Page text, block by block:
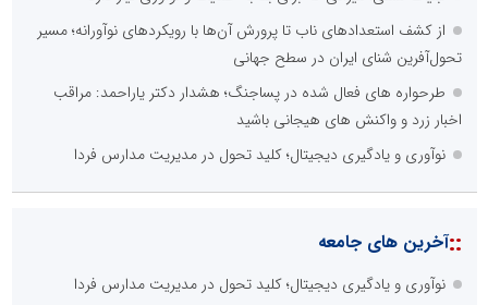
از کشف استعدادهای ناب تا پرورش آن‌ها با رویکردهای نوآورانه؛ مسیر
تحول‌آفرین شنای ایران در سطح جهانی
طرحواره های فعال شده در پساجنگ؛ هشدار دکتر یاراحمد: مراقب
اخبار زرد و واکنش های هیجانی باشید
نوآوری و یادگیری دیجیتال؛ کلید تحول در مدیریت مدارس فردا
::آخرین های جامعه
نوآوری و یادگیری دیجیتال؛ کلید تحول در مدیریت مدارس فردا